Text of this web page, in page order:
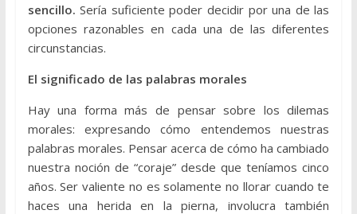
sencillo. Sería suficiente poder decidir por una de las
opciones razonables en cada una de las diferentes
circunstancias.
El significado de las palabras morales
Hay una forma más de pensar sobre los dilemas
morales: expresando cómo entendemos nuestras
palabras morales. Pensar acerca de cómo ha cambiado
nuestra noción de “coraje” desde que teníamos cinco
años. Ser valiente no es solamente no llorar cuando te
haces una herida en la pierna, involucra también